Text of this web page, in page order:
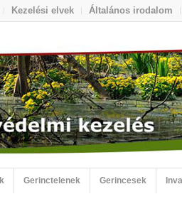
Kezelési elvek Általános irodalom
Gerinctelenek Gerincesek